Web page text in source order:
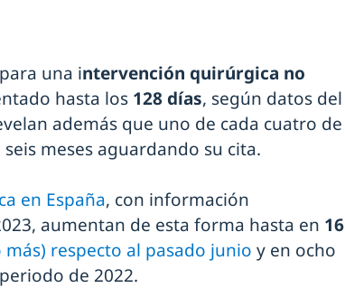
para una intervención quirúrgica no
hasta los 128 días, según datos del
además que uno de cada cuatro de
meses aguardando su cita.
en España, con información
aumentan de esta forma hasta en 16
respecto al pasado junio y en ocho
de 2022.